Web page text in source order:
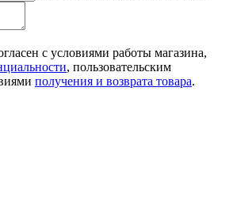
с условиями работы магазина,
, пользовательским
получения и возврата товара.